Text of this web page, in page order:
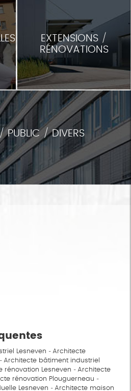
EXTENSIONS /
RÉNOVATIONS
/ PUBLIC / DIVERS
Lesneven
Architecte
Architecte bâtiment industriel
rénovation Lesneven
Architecte
rénovation Plouguerneau
Lesneven
Architecte maison